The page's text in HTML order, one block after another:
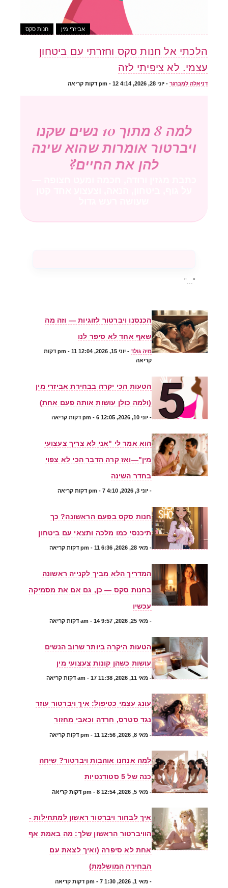
אביזרי מין חנות סקס
הלכתי אל חנות סקס וחזרתי עם ביטחון
עצמי. לא ציפיתי לזה
דניאלה למברגר - יוני 28, 2026, 4:14 pm - 12 דקות קריאה
למה 8 מתוך 10 נשים שקנו
ויברטור אומרות שהוא שינה
להן את החיים?
"..."
הכנסנו ויברטור לזוגיות — וזה מה
שאף אחד לא סיפר לנו
מיה גולד - יוני 15, 2026, 12:04 pm
- 11 דקות
קריאה
הטעות הכי יקרה בבחירת אביזרי מין
(ולמה כולן עושות אותה פעם אחת)
- יוני 10, 2026, 12:05 pm - 6 דקות קריאה
הוא אמר לי "אני לא צריך צעצועי
מין"—ואז קרה הדבר הכי לא צפוי
בחדר השינה
- יוני 3, 2026, 4:10 pm - 7 דקות קריאה
חנות סקס בפעם הראשונה? כך
תיכנסי כמו מלכה ותצאי עם ביטחון
- מאי 28, 2026, 6:36 pm - 11 דקות קריאה
המדריך הלא מביך לקנייה ראשונה
בחנות סקס — כן, גם אם את מסמיקה
עכשיו
- מאי 25, 2026, 9:57 am - 14 דקות קריאה
הטעות היקרה ביותר שרוב הנשים
עושות כשהן קונות צעצועי מין
- מאי 11, 2026, 11:38 am - 17 דקות קריאה
עונג עצמי כטיפול: איך ויברטור עוזר
נגד סטרס, חרדה וכאבי מחזור
- מאי 8, 2026, 12:56 pm - 11 דקות קריאה
למה אנחנו אוהבות ויברטור? שיחה
כנה של 5 סטודנטיות
- מאי 5, 2026, 12:54 pm - 8 דקות קריאה
איך לבחור ויברטור ראשון למתחילות -
הוויברטור הראשון שלך: מה באמת אף
אחת לא סיפרה (ואיך לצאת עם
הבחירה המושלמת)
- מאי 1, 2026, 1:30 pm - 7 דקות קריאה